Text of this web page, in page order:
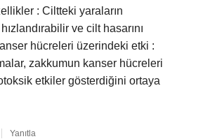
: Ciltteki yaraların
ve cilt hasarını
hücreleri üzerindeki etki :
zakkumun kanser hücreleri
etkiler gösterdiğini ortaya
Yanıtla